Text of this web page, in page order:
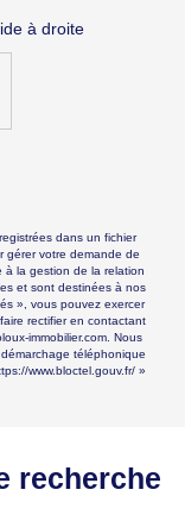
à droite
dans un fichier
gérer votre demande de
à la gestion de la relation
et sont destinées à nos
», vous pouvez exercer
rectifier en contactant
immobilier.com. Nous
téléphonique
www.bloctel.gouv.fr/ »
recherche